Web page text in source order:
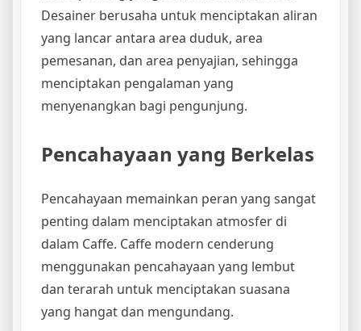
Desainer berusaha untuk menciptakan aliran
yang lancar antara area duduk, area
pemesanan, dan area penyajian, sehingga
menciptakan pengalaman yang
menyenangkan bagi pengunjung.
Pencahayaan yang Berkelas
Pencahayaan memainkan peran yang sangat
penting dalam menciptakan atmosfer di
dalam Caffe. Caffe modern cenderung
menggunakan pencahayaan yang lembut
dan terarah untuk menciptakan suasana
yang hangat dan mengundang.